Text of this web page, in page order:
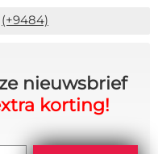
(+9484)
nieuwsbrief
korting!